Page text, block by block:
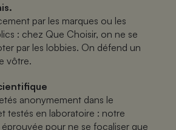
par les marques ou les
: chez Que Choisir, on ne se
par les lobbies. On défend un
vôtre.
anonymement dans le
testés en laboratoire : notre
pour ne se focaliser que